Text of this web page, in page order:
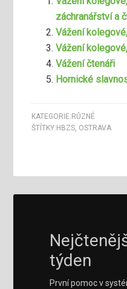
záchranářství a
Vážení kolegové,
Vážení
Vážení čtenáři
Hornické
KATEGORIE: RŮZNÉ
ŠTÍTKY: HBZS, OSTRAVA
týden
První pomoc v